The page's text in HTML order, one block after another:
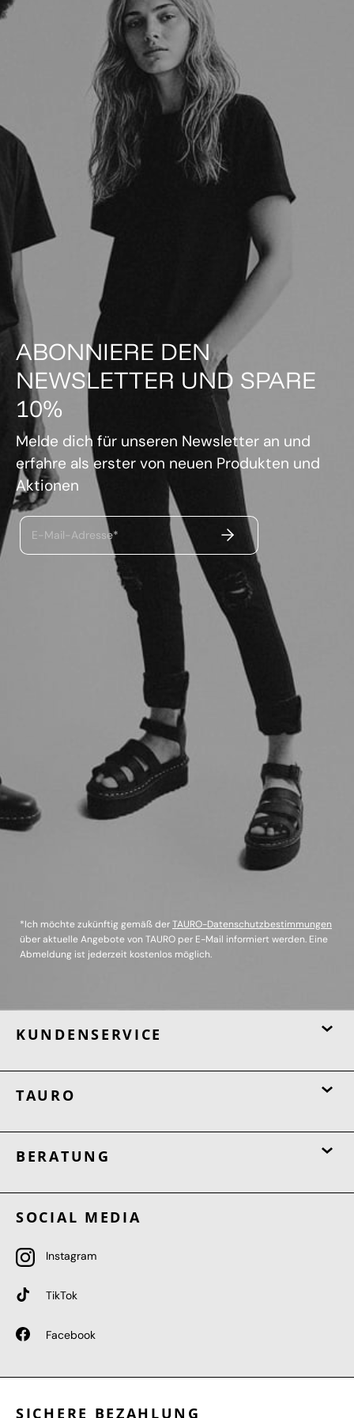
ABONNIERE DEN
NEWSLETTER UND SPARE
10%
Melde dich für unseren Newsletter an und
erfahre als erster von neuen Produkten und
Aktionen
E-Mail-Adresse* ABSENDEN
*Ich möchte zukünftig gemäß derTAURO-Datenschutzbestimmungen
über aktuelle Angebote von TAURO per E-Mail informiert werden. Eine
Abmeldung ist jederzeit kostenlos möglich.
KUNDENSERVICE
TAURO
BERATUNG
SOCIAL MEDIA
Instagram
TikTok
Facebook
SICHERE BEZAHLUNG